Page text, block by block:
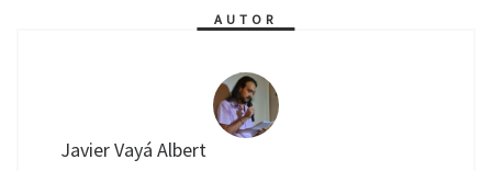
AUTOR
Javier Vayá Albert